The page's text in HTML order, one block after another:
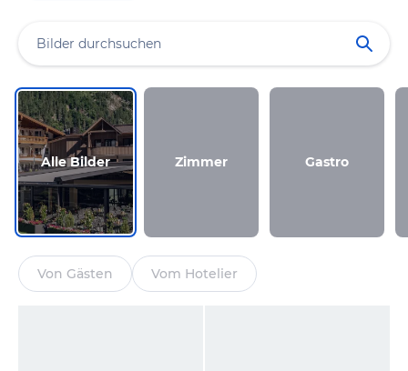
Alle Bilder Zimmer Gastro
Von Gästen Vom Hotelier